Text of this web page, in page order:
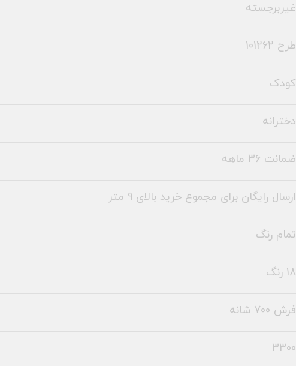
غیربرجسته
طرح 101262
کودک
دخترانه
ضمانت 36 ماهه
ارسال رایگان برای مجموع خرید بالای 9 متر
تمام رنگ
18 رنگ
فرش 700 شانه
3300